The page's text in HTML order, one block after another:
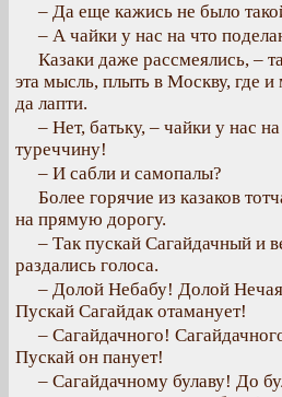
– Да еще кажись не было
– А чайки у нас на что
Казаки даже рассмеялись, –
эта мысль, плыть в Москву, где и
да лапти.
– Нет, батьку, – чайки у нас
туреччину!
– И сабли и самопалы?
Более горячие из казаков
на прямую дорогу.
– Так пускай Сагайдачный и
раздались голоса.
– Долой Небабу! Долой
Пускай Сагайдак отаманует!
– Сагайдачного!
Пускай он панует!
– Сагайдачному булаву! До